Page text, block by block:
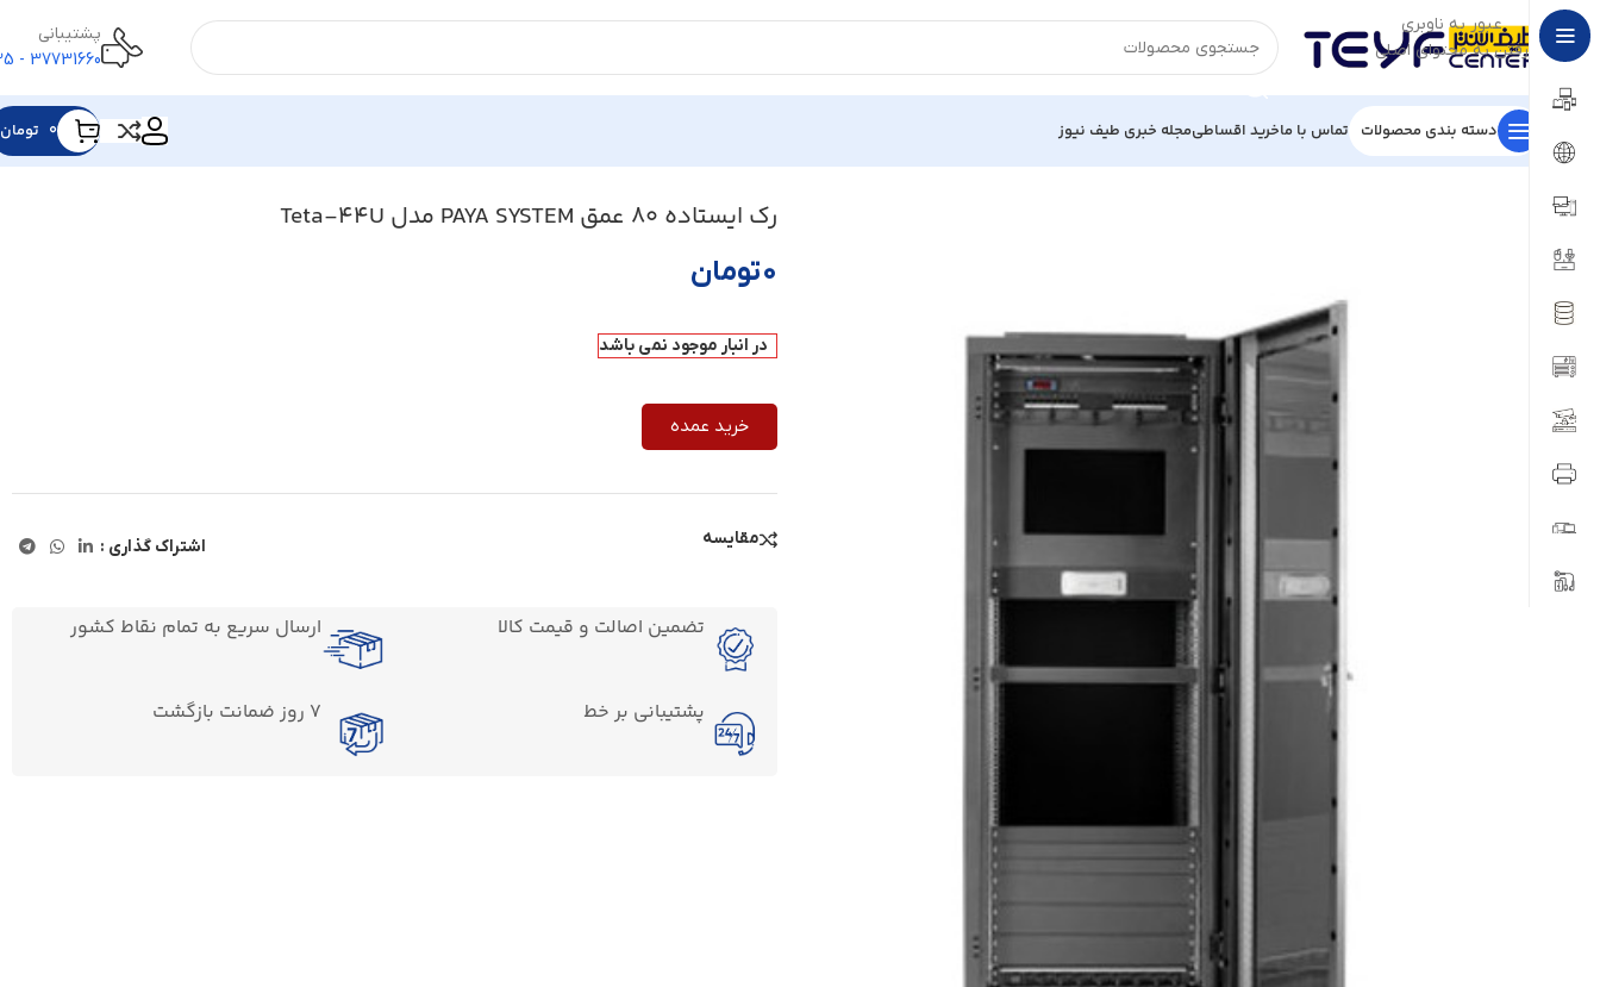
عبور به ناوبری
رفتن به محتوای اصلی
پشتیبانی
37731660 - 025
دسته بندی محصولات تماس با ماخرید اقساطیمجله خبری طیف نیوز ۰ تومان
خانه/تجهیزات شبکه/رک شبکه و متعلقات
رک ایستاده 80 عمق PAYA SYSTEM مدل Teta-44U
۰تومان
در انبار موجود نمی باشد
خرید عمده
مقایسه اشتراک گذاری :
تضمین اصالت و قیمت کالا ارسال سریع به تمام نقاط کشور
پشتیبانی بر خط 7 روز ضمانت بازگشت